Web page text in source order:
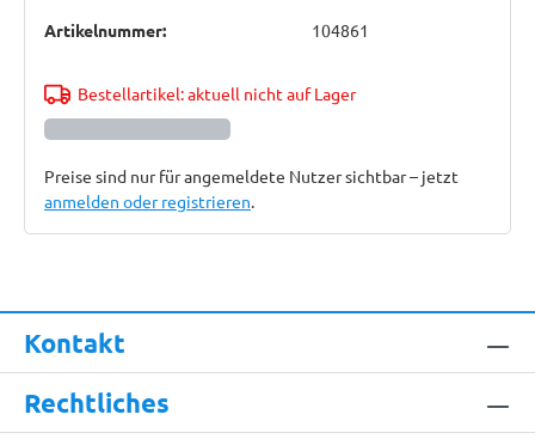
Artikelnummer: 104861
Bestellartikel: aktuell nicht auf Lager
Preise sind nur für angemeldete Nutzer sichtbar – jetzt
anmelden oder registrieren.
Kontakt
Rechtliches